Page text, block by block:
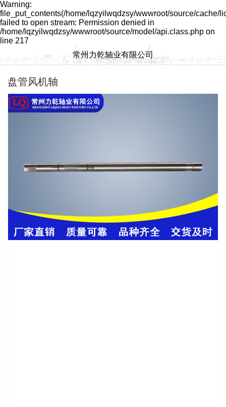
Warning:
file_put_contents(/home/lqzyilwqdzsy/wwwroot/source/cache/
failed to open stream: Permission denied in
/home/lqzyilwqdzsy/wwwroot/source/model/api.class.php on
line 217
常州力乾轴业有限公司
盘管风机轴